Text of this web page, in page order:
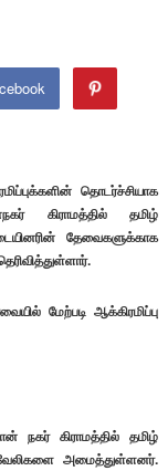
தொடர்ச்சியாக
கிராமத்தில் தமிழ்
தேவைகளுக்காக
மேற்படி ஆக்கிரமிப்பு
நகர் கிராமத்தில் தமிழ்
அமைத்துள்ளனர்.